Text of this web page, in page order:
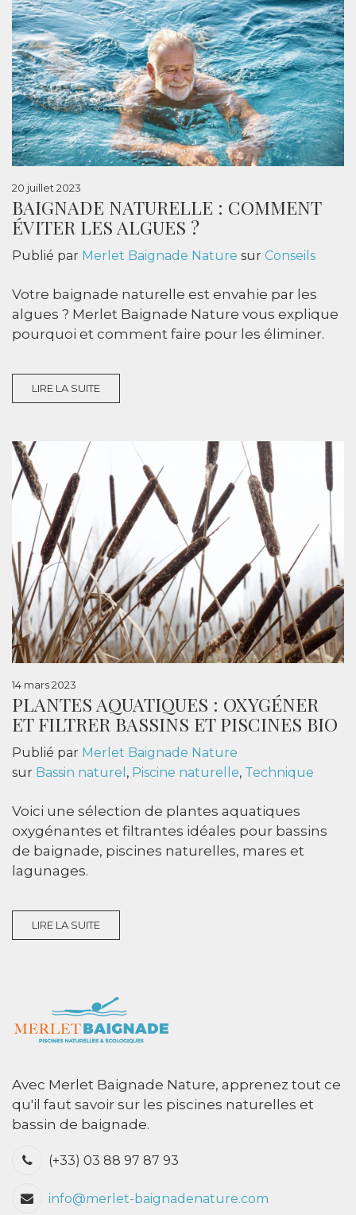
20 juillet 2023
BAIGNADE NATURELLE : COMMENT
ÉVITER LES ALGUES ?
Publié par Merlet Baignade Nature sur Conseils
Votre baignade naturelle est envahie par les
algues ? Merlet Baignade Nature vous explique
pourquoi et comment faire pour les éliminer.
LIRE LA SUITE
14 mars 2023
PLANTES AQUATIQUES : OXYGÉNER
ET FILTRER BASSINS ET PISCINES BIO
Publié par Merlet Baignade Nature
sur Bassin naturel , Piscine naturelle, Technique
Voici une sélection de plantes aquatiques
oxygénantes et filtrantes idéales pour bassins
de baignade, piscines naturelles, mares et
lagunages.
LIRE LA SUITE
Avec Merlet Baignade Nature, apprenez tout ce
qu'il faut savoir sur les piscines naturelles et
bassin de baignade.
(+33) 03 88 97 87 93
info@merlet-baignadenature.com